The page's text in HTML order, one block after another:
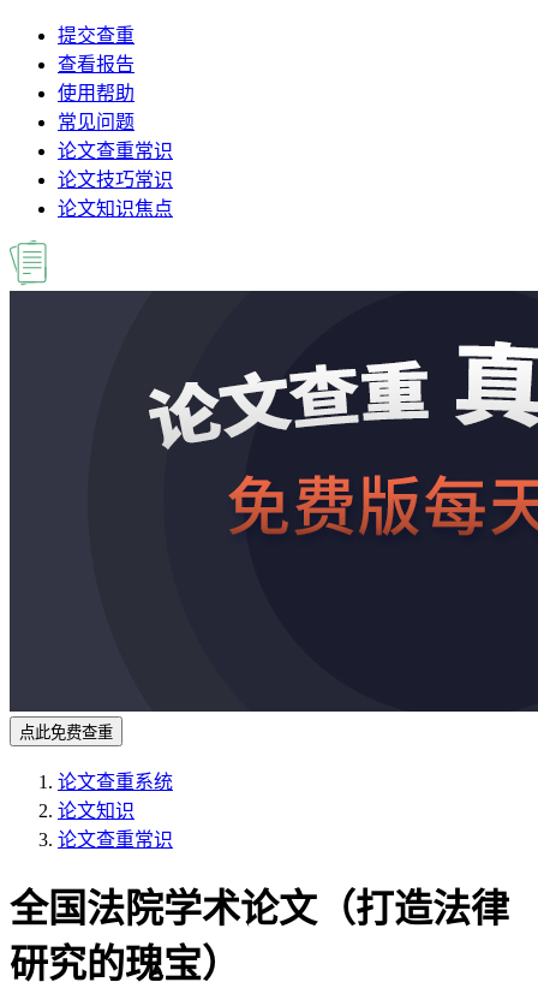
提交查重
查看报告
使用帮助
常见问题
论文查重常识
论文技巧常识
论文知识焦点
点此免费查重
论文查重系统
论文知识
论文查重常识
全国法院学术论文（打造法律
研究的瑰宝）